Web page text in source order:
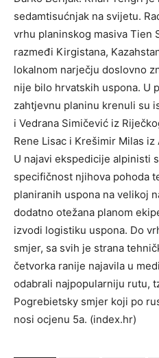
sedamtisućnjak na svijetu.
vrhu planinskog masiva Tien
razmeđi Kirgistana,
lokalnom narječju doslovno
nije bilo hrvatskih uspona. U
zahtjevnu planinu krenuli su
i Vedrana Simičević iz
Rene Lisac i Krešimir Milas iz
U najavi ekspedicije alpinisti
specifičnost njihova pohoda
planiranih uspona na velikoj
dodatno otežana planom
izvodi logistiku uspona. Do
smjer, sa svih je strana
četvorka ranije najavila u
odabrali najpopularniju rutu,
Pogrebietsky smjer koji po
nosi ocjenu 5a. (index.hr)